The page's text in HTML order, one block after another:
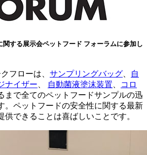
する展示会ペットフード フォーラムに参加し
フローは、 サンプリングバッグ、
自
ナイザー、 自動菌液塗沫装置、
コロ
まで全てのペットフードサンプルの迅
。ペットフードの安全性に関する最新
供できることは喜ばしいことです。